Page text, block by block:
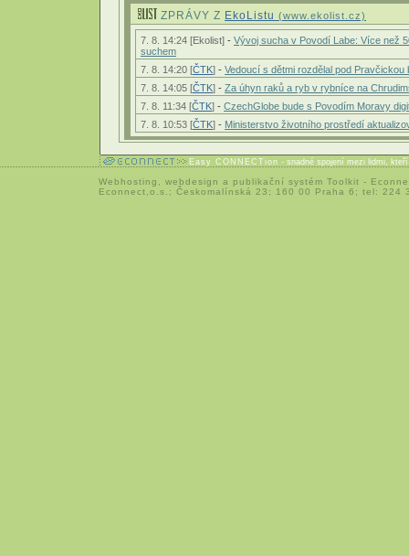
ZPRÁVY Z EkoListu (www.ekolist.cz)
7. 8. 14:24 [Ekolist] - Vývoj sucha v Povodí Labe: Více než
suchem
7. 8. 14:20 [ČTK] - Vedoucí s dětmi rozdělal pod
7. 8. 14:05 [ČTK] - Za úhyn raků a ryb v rybníce na
7. 8. 11:34 [ČTK] - CzechGlobe bude s Povodím Moravy
7. 8. 10:53 [ČTK] - Ministerstvo životního prostředí
Easy CONNECTion - snadné spojení mezi lidmi,
Webhosting webdesign a publikační systém Toolkit -
Econnect,o.s.; Českomalínská 23; 160 00 Praha 6; tel: 224